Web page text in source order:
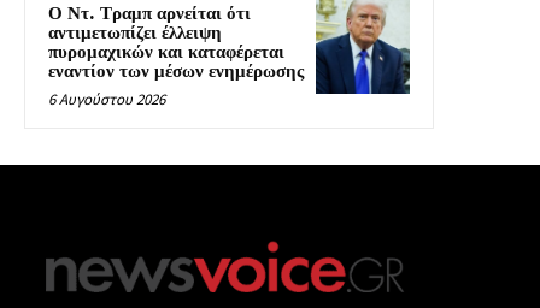
Ο Ντ. Τραμπ αρνείται ότι
αντιμετωπίζει έλλειψη
πυρομαχικών και καταφέρεται
εναντίον των μέσων ενημέρωσης
6 Αυγούστου 2026